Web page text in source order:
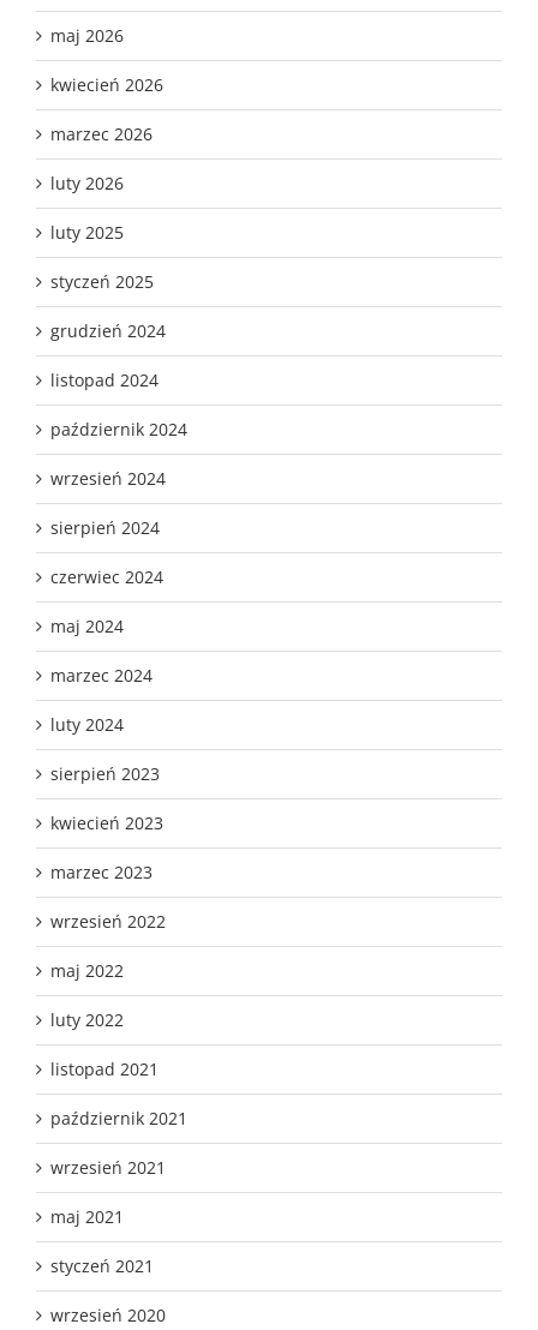
maj 2026
kwiecień 2026
marzec 2026
luty 2026
luty 2025
styczeń 2025
grudzień 2024
listopad 2024
październik 2024
wrzesień 2024
sierpień 2024
czerwiec 2024
maj 2024
marzec 2024
luty 2024
sierpień 2023
kwiecień 2023
marzec 2023
wrzesień 2022
maj 2022
luty 2022
listopad 2021
październik 2021
wrzesień 2021
maj 2021
styczeń 2021
wrzesień 2020